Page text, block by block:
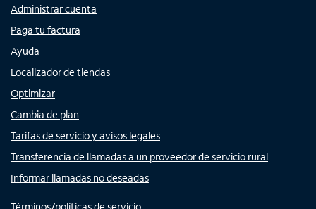
Administrar cuenta
Paga tu factura
Ayuda
Localizador de tiendas
Optimizar
Cambia de plan
Tarifas de servicio y avisos legales
Transferencia de llamadas a un proveedor de servicio rural
Informar llamadas no deseadas